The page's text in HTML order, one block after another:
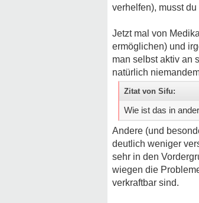
verhelfen), musst
Jetzt mal von
ermöglichen) und
man selbst aktiv an
natürlich
Zitat von Sifu:
Wie ist das in
Andere (und
deutlich weniger
sehr in den
wiegen die
verkraftbar sind.